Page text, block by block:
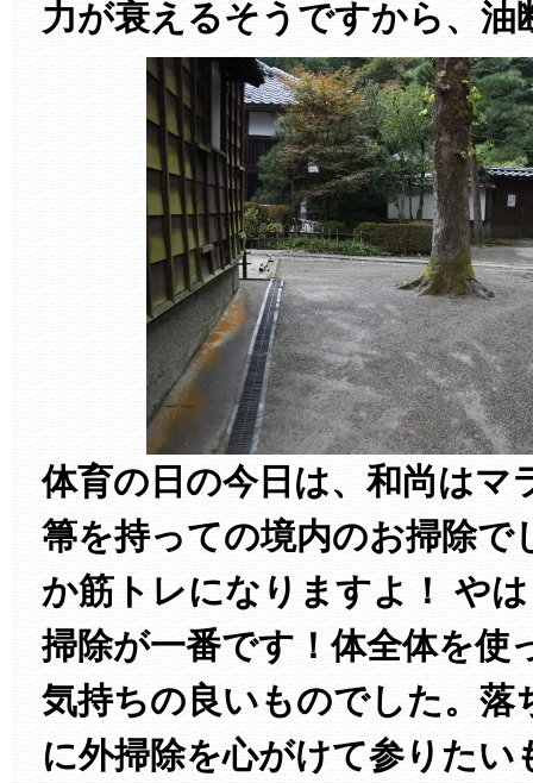
力が衰えるそうですから、油
体育の日の今日は、和尚はマ
箒を持っての境内のお掃除で
か筋トレになりますよ！ や
掃除が一番です！体全体を使
気持ちの良いものでした。落
に外掃除を心がけて参りたい